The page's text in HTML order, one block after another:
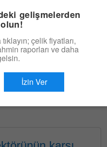
gelişmelerden
çelik fiyatları,
raporları ve daha
İzin Ver